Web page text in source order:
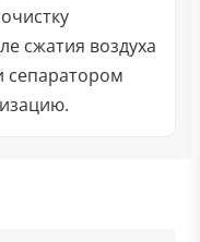
сжатия воздуха
сепаратором